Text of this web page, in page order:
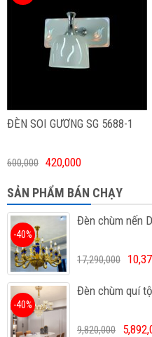
ĐÈN SOI GƯƠNG SG 5688-1
600,000 420,000
SẢN PHẨM BÁN CHẠY
Đèn chùm nến
-40%
17,290,000
Đèn chùm quí
-40%
9,820,000